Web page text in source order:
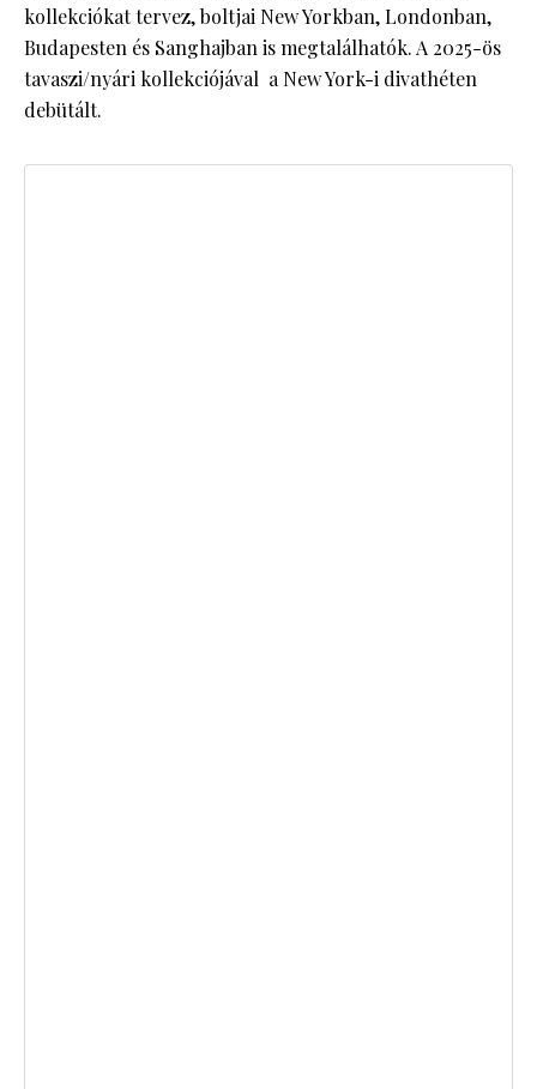
kollekciókat tervez, boltjai New Yorkban, Londonban,
Budapesten és Sanghajban is megtalálhatók. A 2025-ös
tavaszi/nyári kollekciójával a New York-i divathéten
debütált.